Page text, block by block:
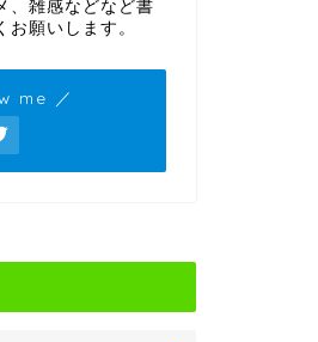
、雑感などなど書
お願いします。
me ／